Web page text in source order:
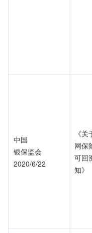
中国
银保监会
2020/6/22
《
网保
可回
知》